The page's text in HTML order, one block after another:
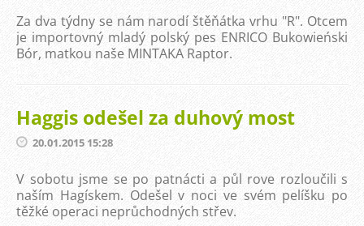
Za dva týdny se nám narodí štěňátka vrhu "R". Otcem
je importovný mladý polský pes ENRICO Bukowieński
Bór, matkou naše MINTAKA Raptor.
Haggis odešel za duhový most
20.01.2015 15:28
V sobotu jsme se po patnácti a půl rove rozloučili s
naším Hagískem. Odešel v noci ve svém pelíšku po
těžké operaci neprůchodných střev.